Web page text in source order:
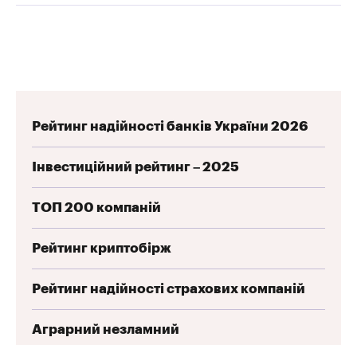
Рейтинг надійності банків України 2026
Інвестиційний рейтинг – 2025
ТОП 200 компаній
Рейтинг криптобірж
Рейтинг надійності страхових компаній
Аграрний незламний